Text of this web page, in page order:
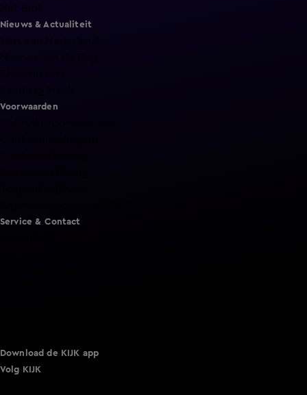
Nieuws & Actualiteit
Voorwaarden
Service & Contact
Download de KIJK app
Volg KIJK